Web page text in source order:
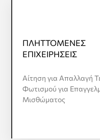
ΠΛΗΤΤΟΜΕΝΕΣ
ΕΠΙΧΕΙΡΗΣΕΙΣ
Αίτηση για Απαλλαγή
Φωτισμού για
Μισθώματος
ΠΛΗΤΤΟΜΕΝΕΣ
ΕΠΙΧΕΙΡΗΣΕΙΣ
Προβολή όλων